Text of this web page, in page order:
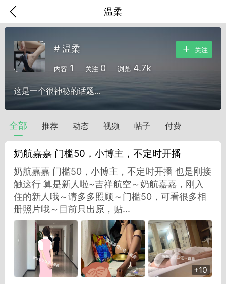
温柔
味”的小姐
大二女生囡囡
Dsisley女
曲奇小饼干
# 温柔
内容 1 关注 0 浏览 4.7k
关注
这是一个很神秘的话题...
全部 推荐 动态 视频 帖子 付费
奶航嘉嘉 门槛50，小博主，不定时开播
奶航嘉嘉 门槛50，小博主，不定时开播 也是刚接
触这行 算是新人啦~吉祥航空～奶航嘉嘉，刚入
住的新人哦～请多多照顾～门槛50，可看很多相
册照片哦～目前只出原，贴...
+10